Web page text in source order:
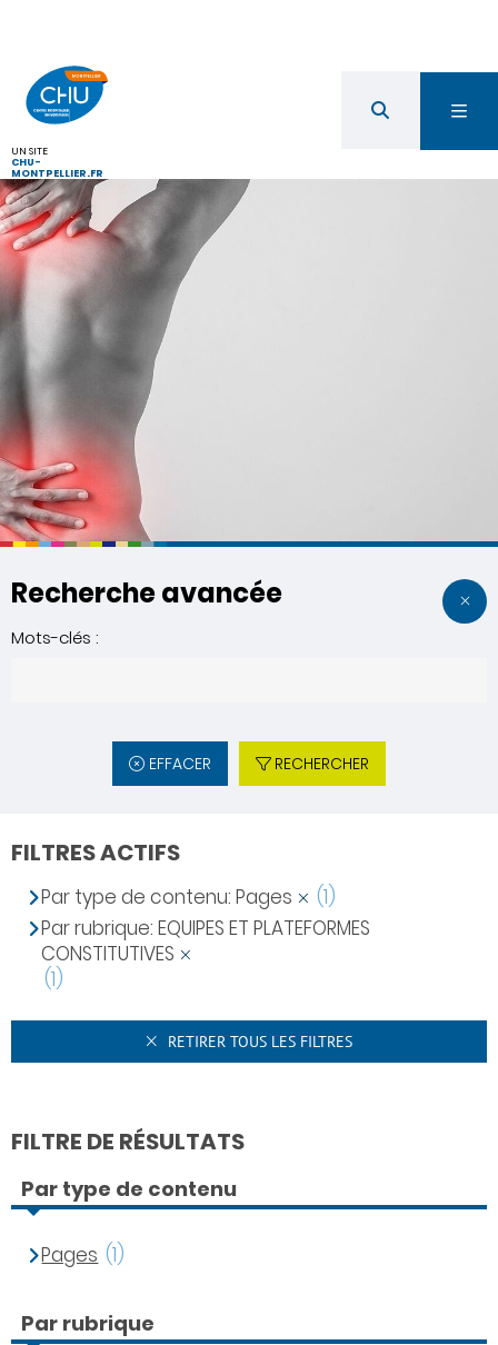
UN SITE
CHU-
MONTPELLIER.FR
Recherche avancée
Mots-clés :
EFFACER RECHERCHER
FILTRES ACTIFS
Par type de contenu: Pages
(1)
Par rubrique: EQUIPES ET PLATEFORMES
CONSTITUTIVES
(1)
RETIRER TOUS LES FILTRES
FILTRE DE RÉSULTATS
Par type de contenu
Pages (1)
Par rubrique